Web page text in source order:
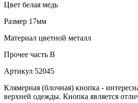
Цвет белая медь
Размер 17мм
Материал цветной металл
Прочее часть B
Артикул 52045
Клямерная (блочная) кнопка -
верхней одежды. Кнопка является